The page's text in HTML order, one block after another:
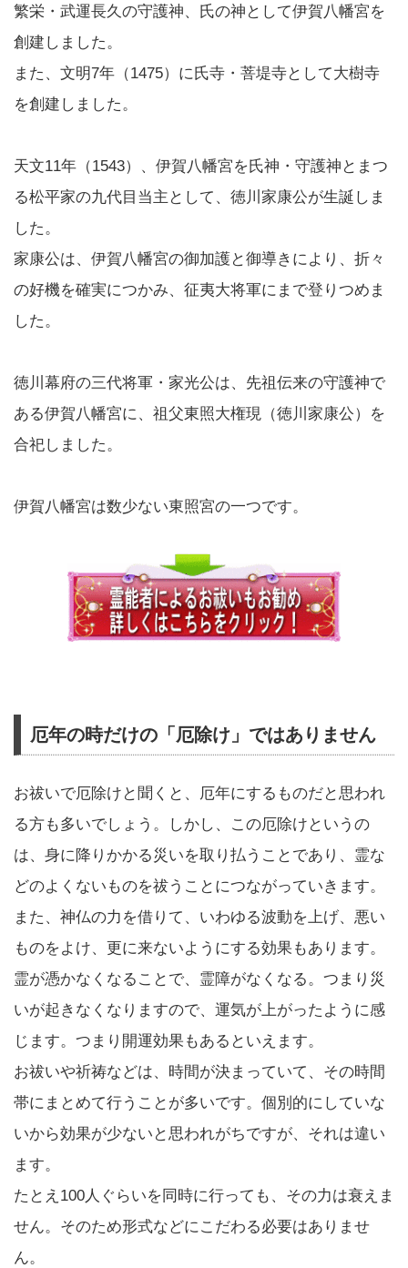
繁栄・武運長久の守護神、氏の神として伊賀八幡宮を
創建しました。
また、文明7年（1475）に氏寺・菩堤寺として大樹寺
を創建しました。
天文11年（1543）、伊賀八幡宮を氏神・守護神とまつ
る松平家の九代目当主として、徳川家康公が生誕しま
した。
家康公は、伊賀八幡宮の御加護と御導きにより、折々
の好機を確実につかみ、征夷大将軍にまで登りつめま
した。
徳川幕府の三代将軍・家光公は、先祖伝来の守護神で
ある伊賀八幡宮に、祖父東照大権現（徳川家康公）を
合祀しました。
伊賀八幡宮は数少ない東照宮の一つです。
厄年の時だけの「厄除け」ではありません
お祓いで厄除けと聞くと、厄年にするものだと思われ
る方も多いでしょう。しかし、この厄除けというの
は、身に降りかかる災いを取り払うことであり、霊な
どのよくないものを祓うことにつながっていきます。
また、神仏の力を借りて、いわゆる波動を上げ、悪い
ものをよけ、更に来ないようにする効果もあります。
霊が憑かなくなることで、霊障がなくなる。つまり災
いが起きなくなりますので、運気が上がったように感
じます。つまり開運効果もあるといえます。
お祓いや祈祷などは、時間が決まっていて、その時間
帯にまとめて行うことが多いです。個別的にしていな
いから効果が少ないと思われがちですが、それは違い
ます。
たとえ100人ぐらいを同時に行っても、その力は衰えま
せん。そのため形式などにこだわる必要はありませ
ん。